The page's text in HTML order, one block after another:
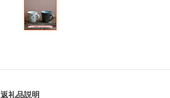
返礼品説明